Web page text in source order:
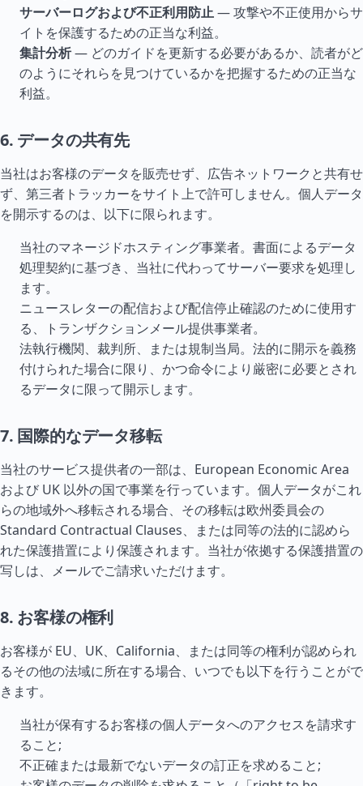
サーバーログおよび不正利用防止— 攻撃や不正使用からサ
イトを保護するための正当な利益。
集計分析— どのガイドを更新する必要があるか、読者がど
のようにそれらを見つけているかを把握するための正当な
利益。
6. データの共有先
当社はお客様のデータを販売せず、広告ネットワークと共有せ
ず、第三者トラッカーをサイト上で許可しません。個人データ
を開示するのは、以下に限られます。
当社のマネージドホスティング事業者。書面によるデータ
処理契約に基づき、当社に代わってサーバー要求を処理し
ます。
ニュースレターの配信および配信停止確認のために使用す
る、トランザクションメール提供事業者。
法執行機関、裁判所、または規制当局。法的に開示を義務
付けられた場合に限り、かつ命令により厳密に必要とされ
るデータに限って開示します。
7. 国際的なデータ移転
当社のサービス提供者の一部は、European Economic Area
および UK 以外の国で事業を行っています。個人データがこれ
らの地域外へ移転される場合、その移転は欧州委員会の
Standard Contractual Clauses、または同等の法的に認めら
れた保護措置により保護されます。当社が依拠する保護措置の
写しは、メールでご請求いただけます。
8. お客様の権利
お客様が EU、UK、California、または同等の権利が認められ
るその他の法域に所在する場合、いつでも以下を行うことがで
きます。
当社が保有するお客様の個人データへのアクセスを請求す
ること;
不正確または最新でないデータの訂正を求めること;